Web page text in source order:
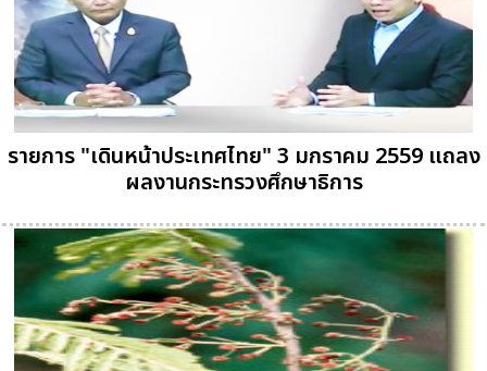
รายการ "เดินหน้าประเทศไทย" 3 มกราคม 2559 แถลง
ผลงานกระทรวงศึกษาธิการ